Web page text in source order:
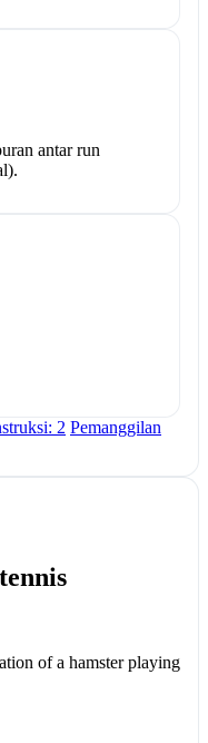
antar run
2 Pemanggilan
of a hamster playing